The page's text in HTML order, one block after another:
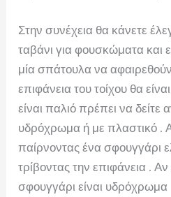
Στην συνέχεια θα κάνετε
ταβάνι για φουσκώματα
μία σπάτουλα να
επιφάνεια του τοίχου θα
είναι παλιό πρέπει να δείτε
υδρόχρωμα ή με πλαστικό .
παίρνοντας ένα σφουγγάρι
τρίβοντας την επιφάνεια .
σφουγγάρι είναι